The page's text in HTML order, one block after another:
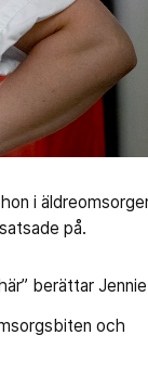
i
på.
berättar
och